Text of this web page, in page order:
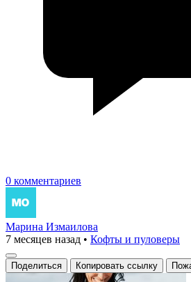
0 комментариев
Марина Измаилова
7 месяцев назад • Кофты и пуловеры
Поделиться Копировать ссылку